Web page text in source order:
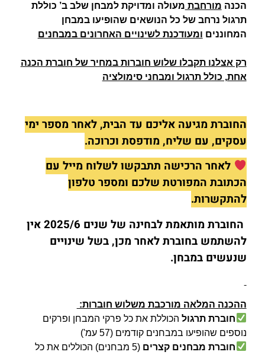
הכנה מורחבת מעולה ומדויקת למבחן שלב ב’ כוללת
תרגול נרחב של כל הנושאים שהופיעו במבחן
המחוננים ומעודכנת לשינויים האחרונים במבחנים
רק אצלנו תקבלו שלוש חוברות במחיר של חוברת הכנה
אחת, כולל תרגול ומבחני סימולציה
החוברת מגיעה אליכם עד הבית, לאחר מספר ימי
עסקים, עם שליח, מודפסת וכרוכה.
לאחר הרכישה תתבקשו לשלוח מייל עם
הכתובת המפורטת שלכם ומספר טלפון
להתקשרות.
החוברת מותאמת לבחינה של שנים 2025/6 אין
להשתמש בחוברת לאחר מכן, בשל שינויים
שנעשים במבחן.
ההכנה המלאה מורכבת משלוש חוברות:
חוברת תרגולהכוללת את כל פרקי המבחן ופרקים
נוספים שהופיעו במבחנים קודמים (57 עמ')
חוברת מבחנים קצרים
(5 מבחנים) הכוללים את כל